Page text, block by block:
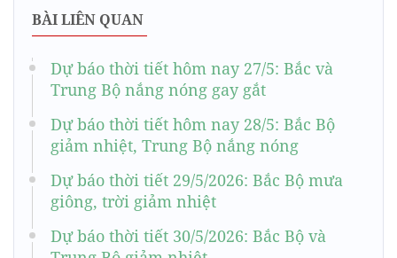
BÀI LIÊN QUAN
Dự báo thời tiết hôm nay 27/5: Bắc và
Trung Bộ nắng nóng gay gắt
Dự báo thời tiết hôm nay 28/5: Bắc Bộ
giảm nhiệt, Trung Bộ nắng nóng
Dự báo thời tiết 29/5/2026: Bắc Bộ mưa
giông, trời giảm nhiệt
Dự báo thời tiết 30/5/2026: Bắc Bộ và